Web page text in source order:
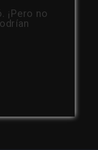
¡Pero no